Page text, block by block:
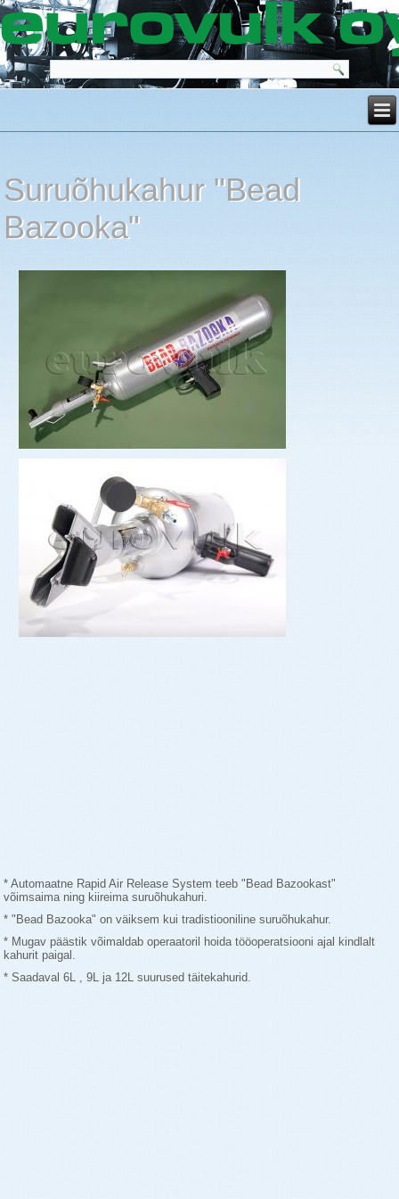
Suruõhukahur "Bead
Bazooka"
* Automaatne Rapid Air Release System teeb "Bead Bazookast"
võimsaima ning kiireima suruõhukahuri.
* "Bead Bazooka" on väiksem kui tradistiooniline suruõhukahur.
* Mugav päästik võimaldab operaatoril hoida tööoperatsiooni ajal kindlalt
kahurit paigal.
* Saadaval 6L , 9L ja 12L suurused täitekahurid.